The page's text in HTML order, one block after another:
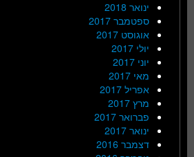
ינואר 2018
ספטמבר 2017
אוגוסט 2017
יולי 2017
יוני 2017
מאי 2017
אפריל 2017
מרץ 2017
פברואר 2017
ינואר 2017
דצמבר 2016